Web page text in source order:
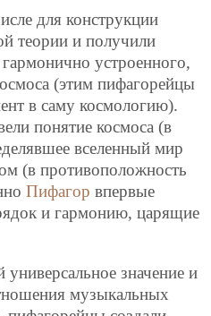
для конструкции
теории и получили
устроенного,
(этим пифагорейцы
в саму космологию).
понятие космоса (в
вселенный мир
(в противоположность
Пифагор впервые
и гармонию, царящие
значение и
музыкальных